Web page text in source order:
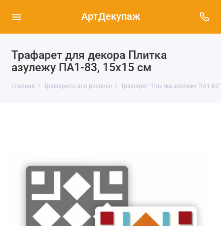
АртДекупаж
Трафарет для декора Плитка
азулежу ПА1-83, 15х15 см
Главная Трафареты для росписи Трафарет "Плитка азулежу ПА1-